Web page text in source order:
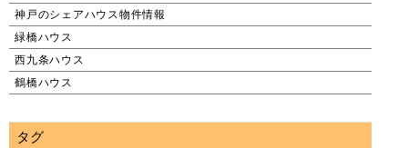
神戸のシェアハウス物件情報
緑橋ハウス
西九条ハウス
鶴橋ハウス
タグ